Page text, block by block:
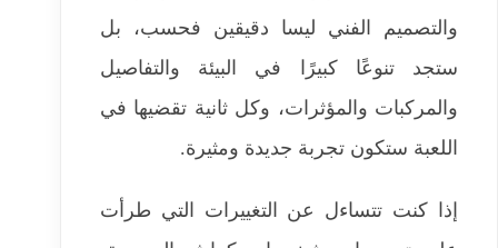
والتصميم الفني ليسا دقيقين فحسب، بل
ستجد تنوعًا كبيرًا في البيئة والتفاصيل
والمركبات والمؤثرات، وكل ثانية تقضيها في
اللعبة ستكون تجربة جديدة ومثيرة.
إذا كنت تتساءل عن التغييرات التي طرأت